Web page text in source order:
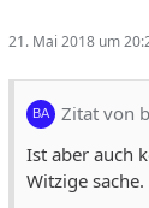
21. Mai 2018 um
Zitat von
Ist aber auch
Witzige sache.